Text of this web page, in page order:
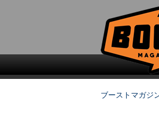
ブーストマガジ